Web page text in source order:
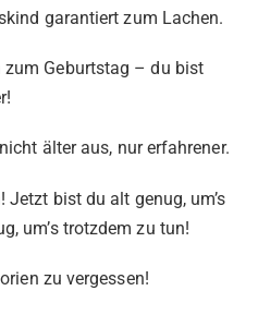
garantiert zum Lachen.
zum Geburtstag – du bist
älter aus, nur erfahrener.
bist du alt genug, um’s
um’s trotzdem zu tun!
zu vergessen!